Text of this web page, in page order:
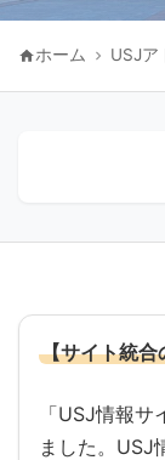
ホーム
アトラク
ハロ
【サイト統合
「USJ情報
ました。USJ